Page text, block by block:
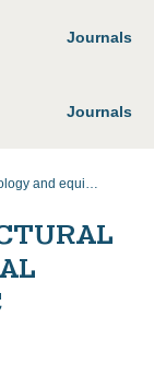
Journals
Journals
Technology and equipment for the production of materials and electronic devices